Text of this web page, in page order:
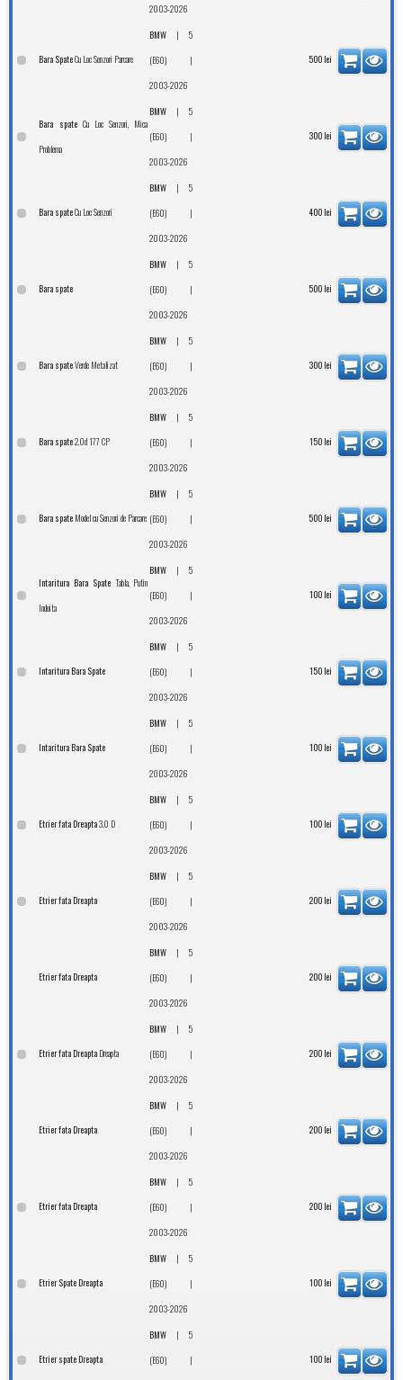
2003-2026
Bara SpateCu Loc Senzori Parcare
BMW |5
(E60) |
2003-2026
500 lei
Bara spateCu Loc Senzori, Mica
Problema
BMW |5
(E60) |
2003-2026
300 lei
Bara spateCu Loc Senzori
BMW |5
(E60) |
2003-2026
400 lei
Bara spate
BMW |5
(E60) |
2003-2026
500 lei
Bara spateVerde Metalizat
BMW |5
(E60) |
2003-2026
300 lei
Bara spate2.0d 177 CP
BMW |5
(E60) |
2003-2026
150 lei
Bara spate Model cu Senzori de Parcare
BMW |5
(E60) |
2003-2026
500 lei
Intaritura Bara SpateTabla, Putin
Indoita
BMW |5
(E60) |
2003-2026
100 lei
Intaritura Bara Spate
BMW |5
(E60) |
2003-2026
150 lei
Intaritura Bara Spate
BMW |5
(E60) |
2003-2026
100 lei
Etrier fata Dreapta3.0 D
BMW |5
(E60) |
2003-2026
100 lei
Etrier fata Dreapta
BMW |5
(E60) |
2003-2026
200 lei
Etrier fata Dreapta
BMW |5
(E60) |
2003-2026
200 lei
Etrier fata Dreapta Dreapta
BMW |5
(E60) |
2003-2026
200 lei
Etrier fata Dreapta
BMW |5
(E60) |
2003-2026
200 lei
Etrier fata Dreapta
BMW |5
(E60) |
2003-2026
200 lei
Etrier Spate Dreapta
BMW |5
(E60) |
2003-2026
100 lei
Etrier spate Dreapta
BMW |5
(E60) |
100 lei